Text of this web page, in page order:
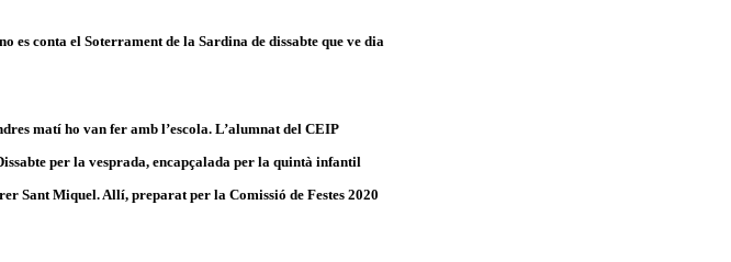
es conta el Soterrament de la Sardina de dissabte que ve dia
matí ho van fer amb l’escola. L’alumnat del CEIP
per la vesprada, encapçalada per la quintà infantil
Sant Miquel. Allí, preparat per la Comissió de Festes 2020